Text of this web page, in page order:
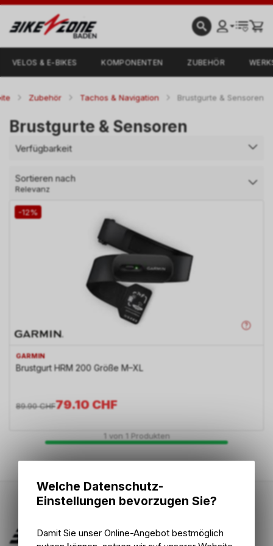
VELOS & E-BIKES KOMPONENTEN ZUBEHÖR
Zubehör Tachos & Navigation Brustgurte & Sensoren
Brustgurte & Sensoren
Verfügbarkeit
Sortieren nach
Relevanz
-12%
GARMIN
Brustgurt HRM 200 Größe M–XL
79.10CHF
89.90 CHF
1von 1Produkten
Welche Datenschutz-
Einstellungen bevorzugen Sie?
Damit Sie unser Online-Angebot bestmöglich